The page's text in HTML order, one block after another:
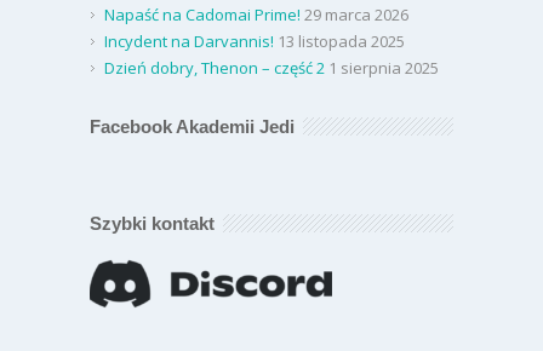
Napaść na Cadomai Prime! 29 marca 2026
Incydent na Darvannis! 13 listopada 2025
Dzień dobry, Thenon – część 2 1 sierpnia 2025
Facebook Akademii Jedi
Szybki kontakt